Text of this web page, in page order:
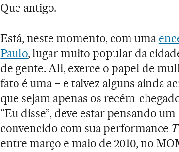
Que antigo.
Está, neste momento, com uma
Paulo, lugar muito popular da
de gente. Ali, exerce o papel de
fato é uma – e talvez alguns ainda
que sejam apenas os recém-
“Eu disse”, deve estar pensando
convencido com sua performance
entre março e maio de 2010, no